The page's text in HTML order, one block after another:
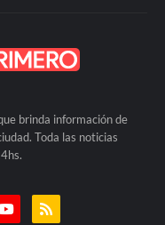
brinda información de
Toda las noticias